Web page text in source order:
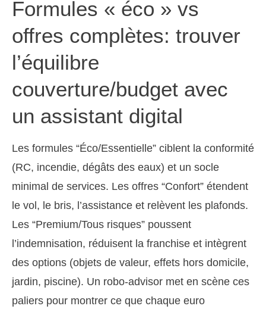
Formules « éco » vs
offres complètes: trouver
l’équilibre
couverture/budget avec
un assistant digital
Les formules “Éco/Essentielle” ciblent la conformité
(RC, incendie, dégâts des eaux) et un socle
minimal de services. Les offres “Confort” étendent
le vol, le bris, l’assistance et relèvent les plafonds.
Les “Premium/Tous risques” poussent
l’indemnisation, réduisent la franchise et intègrent
des options (objets de valeur, effets hors domicile,
jardin, piscine). Un robo-advisor met en scène ces
paliers pour montrer ce que chaque euro